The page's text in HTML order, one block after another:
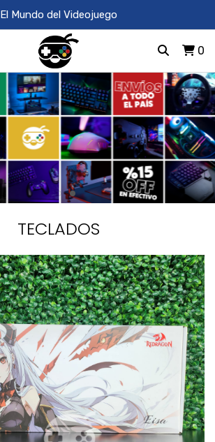
El Mundo del Videojuego
0
TECLADOS